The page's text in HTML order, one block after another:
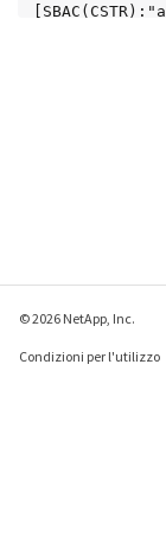
© 2026 NetApp, Inc.
Condizioni per l'utilizzo